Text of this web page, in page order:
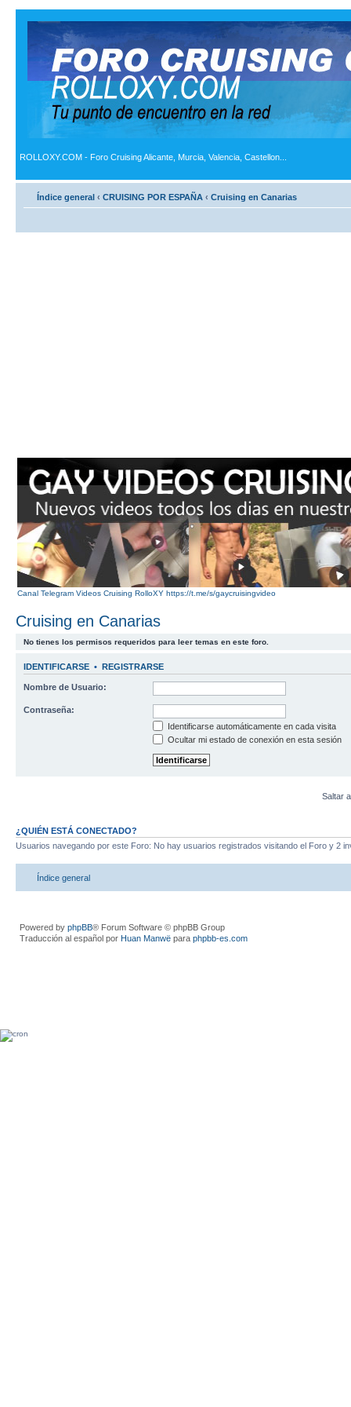
ROLLOXY.COM - Foro Cruising Alicante, Murcia, Valencia, Castellon...
Índice general ‹ CRUISING POR ESPAÑA ‹ Cruising en Canarias
Canal Telegram Videos Cruising RolloXY https://t.me/s/gaycruisingvideo
Cruising en Canarias
No tienes los permisos requeridos para leer temas en este foro.
IDENTIFICARSE • REGISTRARSE
Nombre de Usuario:
Contraseña:
Identificarse automáticamente en cada visita
Ocultar mi estado de conexión en esta sesión
Saltar
¿QUIÉN ESTÁ CONECTADO?
Usuarios navegando por este Foro: No hay usuarios registrados visitando el Foro y 2
Índice general
Powered by phpBB® Forum Software © phpBB Group
Traducción al español por Huan Manwë para phpbb-es.com